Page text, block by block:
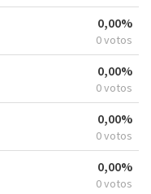
0,00%
0 votos
0,00%
0 votos
0,00%
0 votos
0,00%
0 votos